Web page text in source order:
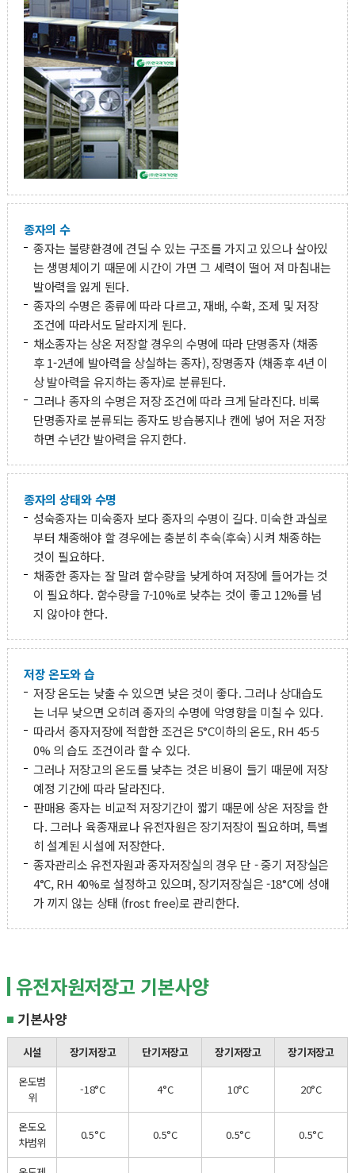
종자의 수
종자는 불량환경에 견딜 수 있는 구조를 가지고 있으나 살아있
는 생명체이기 때문에 시간이 가면 그 세력이 떨어 져 마침내는
발아력을 잃게 된다.
종자의 수명은 종류에 따라 다르고, 재배, 수확, 조제 및 저장
조건에 따라서도 달라지게 된다.
채소종자는 상온 저장할 경우의 수명에 따라 단명종자 (채종
후 1-2년에 발아력을 상실하는 종자), 장명종자 (채종후 4년 이
상 발아력을 유지하는 종자)로 분류된다.
그러나 종자의 수명은 저장 조건에 따라 크게 달라진다. 비록
단명종자로 분류되는 종자도 방습봉지나 캔에 넣어 저온 저장
하면 수년간 발아력을 유지한다.
종자의 상태와 수명
성숙종자는 미숙종자 보다 종자의 수명이 길다. 미숙한 과실로
부터 채종해야 할 경우에는 충분히 추숙(후숙) 시켜 채종하는
것이 필요하다.
채종한 종자는 잘 말려 함수량을 낮게하여 저장에 들어가는 것
이 필요하다. 함수량을 7-10%로 낮추는 것이 좋고 12%를 넘
지 않아야 한다.
저장 온도와 습
저장 온도는 낮출 수 있으면 낮은 것이 좋다. 그러나 상대습도
는 너무 낮으면 오히려 종자의 수명에 악영향을 미칠 수 있다.
따라서 종자저장에 적합한 조건은 5°C이하의 온도, RH 45-5
0% 의 습도 조건이라 할 수 있다.
그러나 저장고의 온도를 낮추는 것은 비용이 들기 때문에 저장
예정 기간에 따라 달라진다.
판매용 종자는 비교적 저장기간이 짧기 때문에 상온 저장을 한
다. 그러나 육종재료나 유전자원은 장기저장이 필요하며, 특별
히 설계된 시설에 저장한다.
종자관리소 유전자원과 종자저장실의 경우 단 - 중기 저장실은
4°C, RH 40%로 설정하고 있으며, 장기저장실은 -18°C에 성애
가 끼지 않는 상태 (frost free)로 관리한다.
유전자원저장고 기본사양
기본사양
시설 장기저장고 단기저장고 장기저장고
장기저장고
온도범
위
-18°C 4°C 10°C 20°C
온도오
차범위
0.5°C 0.5°C 0.5°C 0.5°C